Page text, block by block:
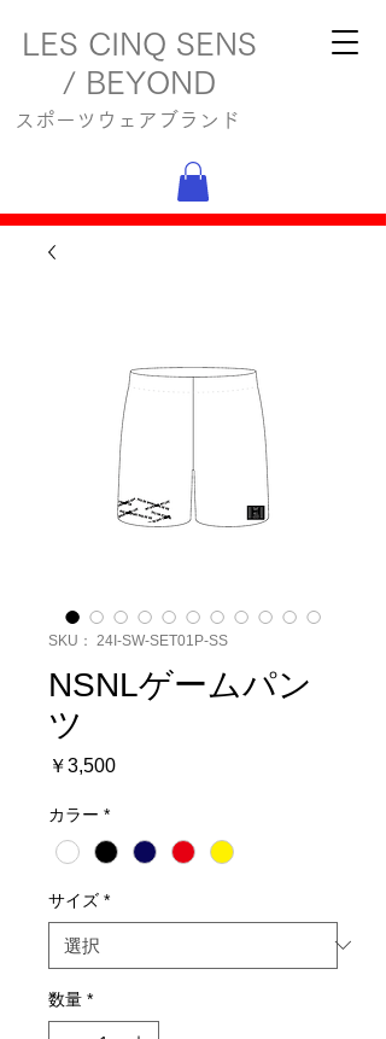
LES CINQ SENS
/ BEYOND
スポーツウェアブランド
SKU： 24I-SW-SET01P-SS
NSNLゲームパン
ツ
￥3,500価
カラー *
サイズ *
数量 *